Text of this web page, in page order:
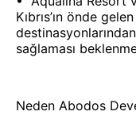
Kıbrıs’ın önde
sağlaması
Neden Abodos